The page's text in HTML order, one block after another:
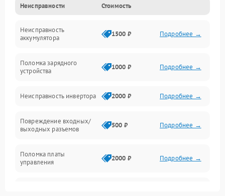
Работа с нагрузкой
Звук и индикация
Механические повреждения
Механика
Неисправности Стоимость
Неисправность
аккумулятора
1500 ₽ Подробнее →
Поломка зарядного
устройства
1000 ₽ Подробнее →
Неисправность инвертора 2000 ₽ Подробнее →
Повреждение входных/
выходных разъемов
500 ₽ Подробнее →
Поломка платы
управления
2000 ₽ Подробнее →